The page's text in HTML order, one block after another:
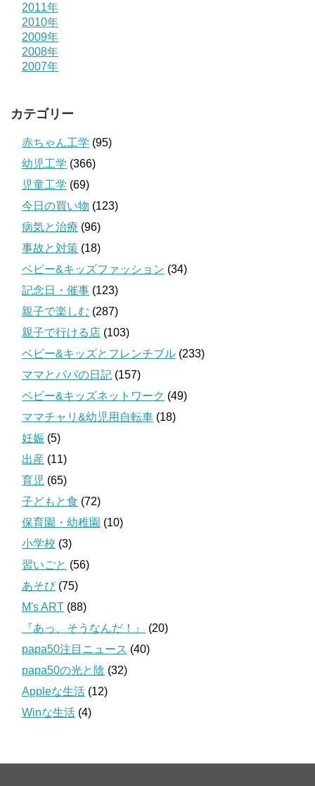
2011年
2010年
2009年
2008年
2007年
カテゴリー
赤ちゃん工学 (95)
幼児工学 (366)
児童工学 (69)
今日の買い物 (123)
病気と治療 (96)
事故と対策 (18)
ベビー&キッズファッション (34)
記念日・催事 (123)
親子で楽しむ (287)
親子で行ける店 (103)
ベビー&キッズとフレンチブル (233)
ママとパパの日記 (157)
ベビー&キッズネットワーク (49)
ママチャリ&幼児用自転車 (18)
妊娠 (5)
出産 (11)
育児 (65)
子どもと食 (72)
保育園・幼稚園 (10)
小学校 (3)
習いごと (56)
あそび(75)
M's ART (88)
『あっ、そうなんだ！』
(20)
papa50注目ニュース (40)
papa50の光と陰 (32)
Appleな生活 (12)
Winな生活 (4)